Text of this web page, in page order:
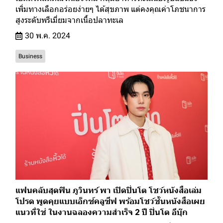
เพิ่มทางเลือกอร่อยง่ายๆ ได้สุขภาพ แต่คงคุณค่าโภชนาการ
สูงระดับพรีเมี่ยมจากเนื้อปลาทะเล
30 พ.ค. 2024
Business
แฟนคลับสุดฟิน ภูวินทร์ พา เปิดปิ่นโต โชว์หนังสือเล่ม
โปรด พูดคุยแบบเอ็กซ์คลูซีฟ พร้อมโชว์ชั้นหนังสือเผย
แนวที่ใช่ ในงานฉลองความสำเร็จ 2 ปี ปิ่นโต อีบุ๊ก